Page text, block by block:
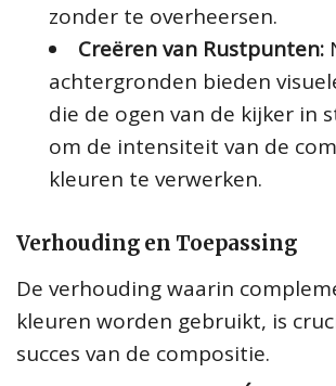
zonder te overheersen.
Creëren van Rustpunten:
achtergronden bieden
die de ogen van de kijker in
om de intensiteit van de
kleuren te verwerken.
Verhouding en Toepassing
De verhouding waarin
kleuren worden gebruikt, is
succes van de compositie.